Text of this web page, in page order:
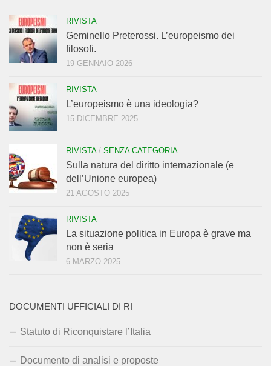
RIVISTA
Geminello Preterossi. L’europeismo dei
filosofi.
19 GENNAIO 2026
RIVISTA
L’europeismo è una ideologia?
15 DICEMBRE 2025
RIVISTA/ SENZA CATEGORIA
Sulla natura del diritto internazionale (e
dell’Unione europea)
21 AGOSTO 2025
RIVISTA
La situazione politica in Europa è grave ma
non è seria
6 MARZO 2025
DOCUMENTI UFFICIALI DI RI
Statuto di Riconquistare l’Italia
Documento di analisi e proposte